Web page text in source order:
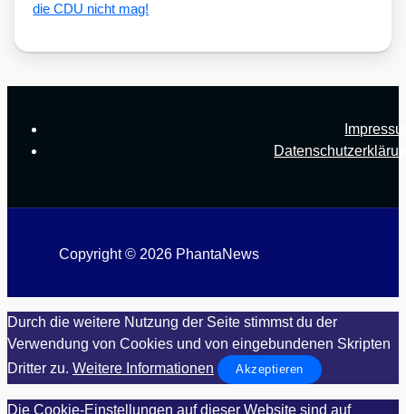
die CDU nicht mag!
Copyright © 2026 PhantaNews
Durch die weitere Nutzung der Seite stimmst du der
Verwendung von Cookies und von eingebundenen Skripten
Dritter zu. Weitere Informationen Akzeptieren
Die Cookie-Einstellungen auf dieser Website sind auf